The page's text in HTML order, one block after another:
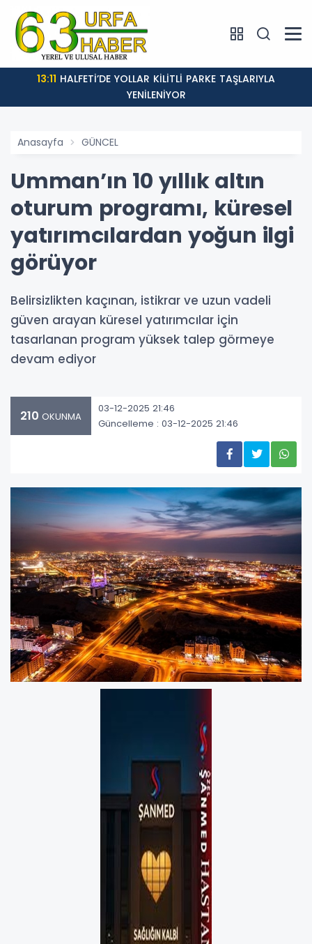
13:11
YENİLENİYOR
Anasayfa GÜNCEL
Umman’ın 10 yıllık altın
oturum programı, küresel
yatırımcılardan yoğun ilgi
görüyor
Belirsizlikten kaçınan, istikrar ve uzun vadeli
güven arayan küresel yatırımcılar için
tasarlanan program yüksek talep görmeye
devam ediyor
210 OKUNMA
03-12-2025 21:46
Güncelleme : 03-12-2025 21:46